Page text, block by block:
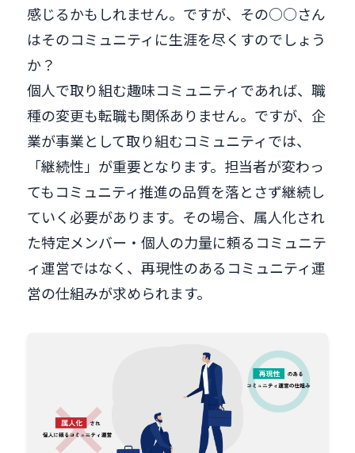
感じるかもしれません。ですが、その○○さん
はそのコミュニティに生涯を尽くすのでしょう
か？
個人で取り組む趣味コミュニティであれば、職
種の変更も転職も関係ありません。ですが、企
業が事業として取り組むコミュニティでは、
「継続性」が重要となります。担当者が変わっ
てもコミュニティ推進の品質を落とさず継続し
ていく必要があります。その場合、属人化され
た特定メンバー・個人の力量に頼るコミュニテ
ィ運営ではなく、再現性のあるコミュニティ運
営の仕組みが求められます。